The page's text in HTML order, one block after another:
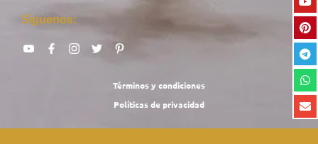
Síguenos:
Términos y condiciones
Políticas de privacidad